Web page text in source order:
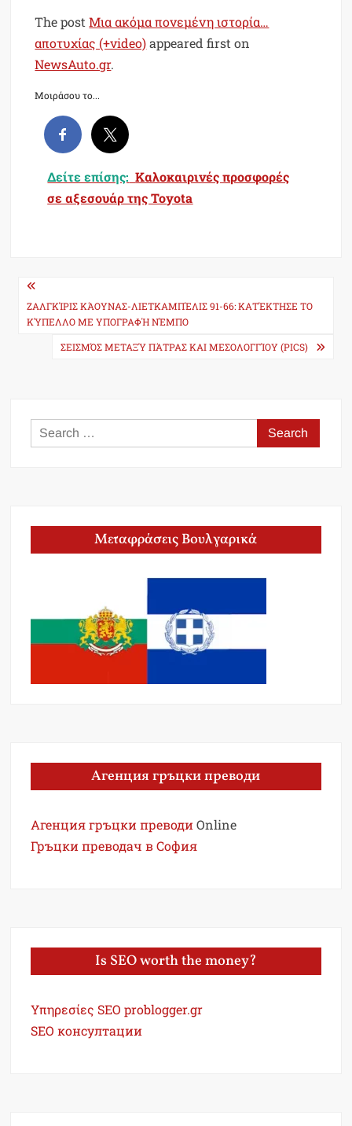
The postΜια ακόμα πονεμένη ιστορία…
αποτυχίας (+video)appeared first on
NewsAuto.gr.
Μοιράσου το...
Δείτε επίσης: Καλοκαιρινές προσφορές
σε αξεσουάρ της Toyota
Post
navigation
ΖΑΛΓΚΊΡΙΣ ΚΆΟΥΝΑΣ-ΛΙΕΤΚΑΜΠΈΛΙΣ 91-66: ΚΑΤΈΚΤΗΣΕ ΤΟ
ΚΎΠΕΛΛΟ ΜΕ ΥΠΟΓΡΑΦΉ ΝΈΜΠΟ
ΣΕΙΣΜΌΣ ΜΕΤΑΞΎ ΠΆΤΡΑΣ ΚΑΙ ΜΕΣΟΛΟΓΓΊΟΥ (PICS)
Search
for:
Μεταφράσεις Βουλγαρικά
Агенция гръцки преводи
Агенция гръцки преводи Online
Гръцки преводач в София
Is SEO worth the money?
Υπηρεσίες SEO problogger.gr
SEO консултации